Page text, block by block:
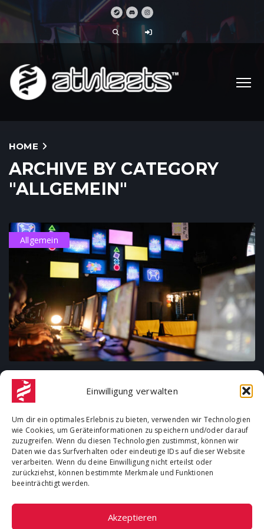
Einwilligung verwalten
Um dir ein optimales Erlebnis zu bieten, verwenden wir Technologien
wie Cookies, um Geräteinformationen zu speichern und/oder darauf
zuzugreifen. Wenn du diesen Technologien zustimmst, können wir
Daten wie das Surfverhalten oder eindeutige IDs auf dieser Website
verarbeiten. Wenn du deine Einwilligung nicht erteilst oder
zurückziehst, können bestimmte Merkmale und Funktionen
beeinträchtigt werden.
Akzeptieren
HOME
ARCHIVE BY CATEGORY
"ALLGEMEIN"
Allgemein
GRATIS AUF PC: DIESE SPIELE GIBT’S IM
JULI KOSTENLOS
Im Juli 2026 warten wieder mehrere kostenlose PC-Spiele auf
Gamer. Über Prime Gaming lassen sich unter anderem Escape
Academy, In…
Inhalte urheberrechtlich geschützt - Athleets |Cookie-
|Datenschutz